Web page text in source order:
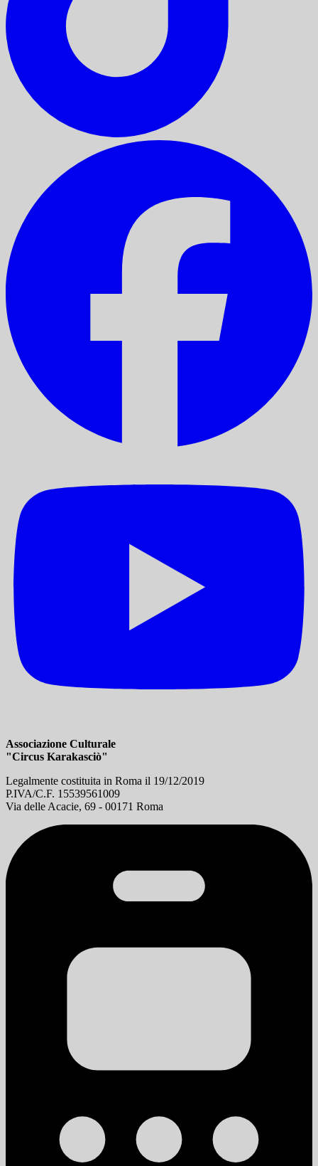
Associazione Culturale
"Circus Karakasciò"
Legalmente costituita in Roma il 19/12/2019
P.IVA/C.F. 15539561009
Via delle Acacie, 69 - 00171 Roma